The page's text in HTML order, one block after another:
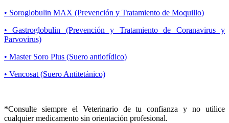
• Soroglobulin MAX (Prevención y Tratamiento de Moquillo)
• Gastroglobulin (Prevención y Tratamiento de Coranavirus y
Parvovirus)
• Master Soro Plus (Suero antiofídico)
• Vencosat (Suero Antitetánico)
*Consulte siempre el Veterinario de tu confianza y no utilice
cualquier medicamento sin orientación profesional.